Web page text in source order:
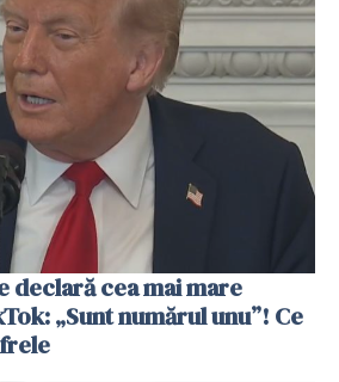
declară cea mai mare
„Sunt numărul unu”! Ce